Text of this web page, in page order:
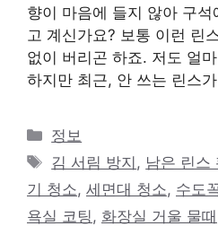
향이 마음에 들지 않아 구
고 계신가요? 보통 이런 린
없이 버리곤 하죠. 저도 얼
하지만 최근, 안 쓰는 린스
카
테
고
리
정보
태
그
김 서림 방지 , 남은 린스
기 청소, 세면대 청소, 수도
욕실 코팅 , 화장실 거울 물때